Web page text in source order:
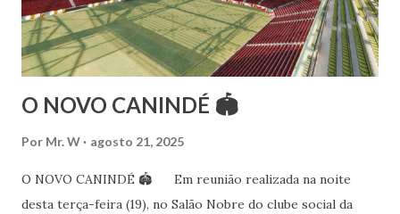
dança aos 4 anos de idade (em 1982) no balé clássico,
passando por diversas atividades co...
O NOVO CANINDÉ 🏟
Por Mr. W agosto 21, 2025
O NOVO CANINDÉ 🏟 Em reunião realizada na noite
desta terça-feira (19), no Salão Nobre do clube social da